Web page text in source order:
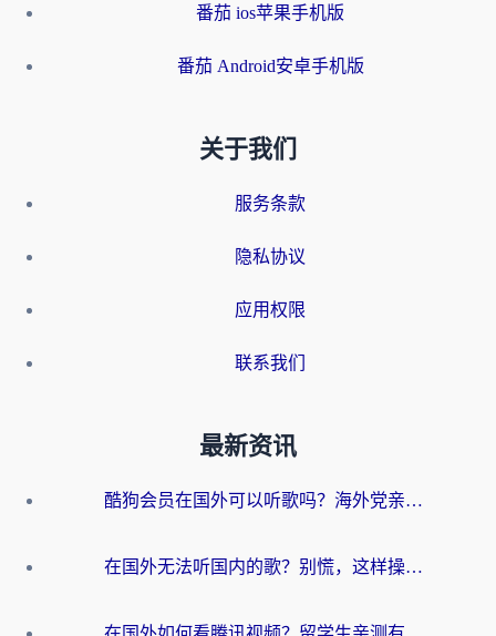
番茄 ios苹果手机版
番茄 Android安卓手机版
关于我们
服务条款
隐私协议
应用权限
联系我们
最新资讯
酷狗会员在国外可以听歌吗？海外党亲测有效：3步解决音乐权限难题
在国外无法听国内的歌？别慌，这样操作就能畅听QQ音乐（附亲测加速器推荐）